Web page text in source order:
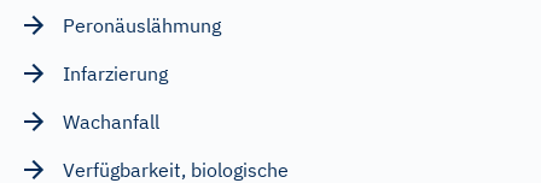
Peronäuslähmung
Infarzierung
Wachanfall
Verfügbarkeit, biologische